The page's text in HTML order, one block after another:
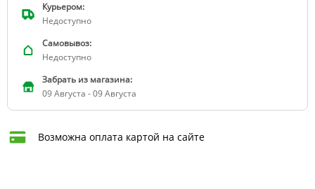
Курьером:
Недоступно
Самовывоз:
Недоступно
Забрать из магазина:
09 Августа - 09 Августа
Возможна оплата картой на сайте